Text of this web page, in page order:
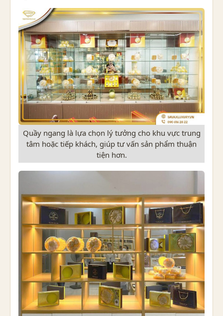
Quầy ngang là lựa chọn lý tưởng cho khu vực trung
tâm hoặc tiếp khách, giúp tư vấn sản phẩm thuận
tiện hơn.